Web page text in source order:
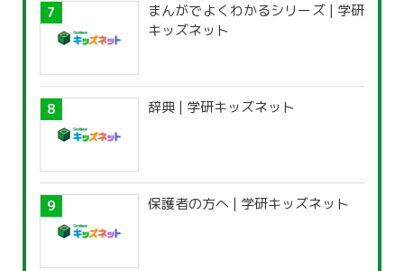
まんがでよくわかるシリーズ | 学研
キッズネット
辞典 | 学研キッズネット
保護者の方へ | 学研キッズネット